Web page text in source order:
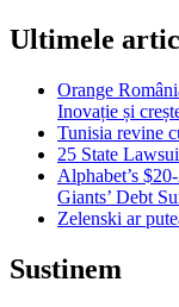
Ultimele
Orange
Inovație și
Tunisia revine
25 State
Alphabet’s
Giants’ Debt
Zelenski ar
Sustinem